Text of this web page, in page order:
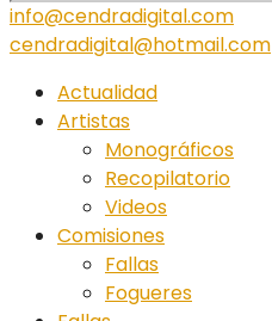
info@cendradigital.com
cendradigital@hotmail.com
Actualidad
Artistas
Monográficos
Recopilatorio
Videos
Comisiones
Fallas
Fogueres